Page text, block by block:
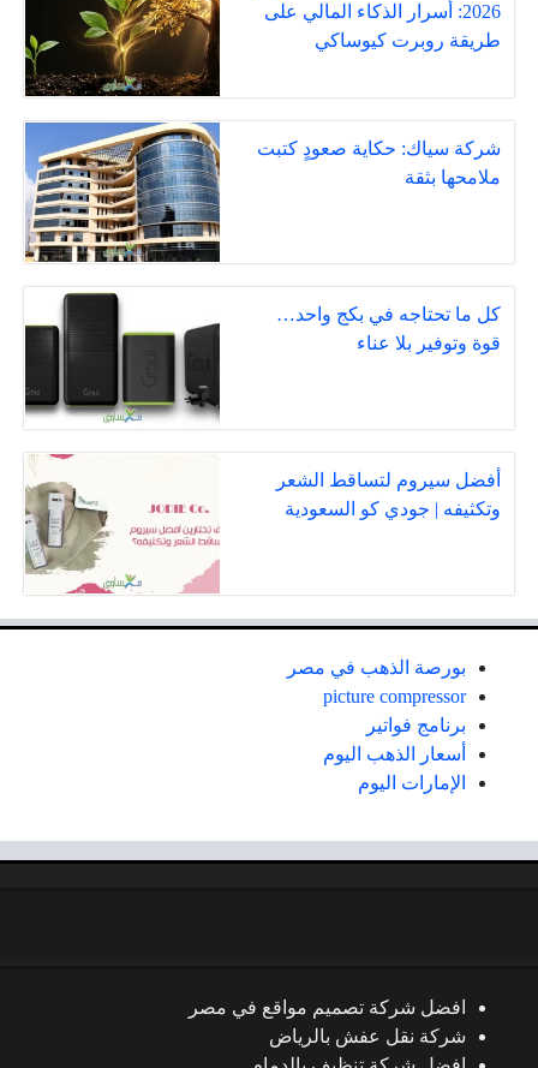
2026: أسرار الذكاء المالي على
طريقة روبرت كيوساكي
شركة سياك: حكاية صعودٍ كتبت
ملامحها بثقة
كل ما تحتاجه في بكج واحد…
قوة وتوفير بلا عناء
أفضل سيروم لتساقط الشعر
وتكثيفه | جودي كو السعودية
بورصة الذهب في مصر
picture compressor
برنامج فواتير
أسعار الذهب اليوم
الإمارات اليوم
افضل شركة تصميم مواقع في مصر
شركة نقل عفش بالرياض